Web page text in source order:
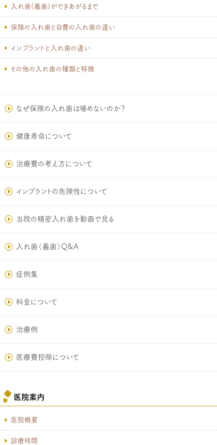
入れ歯(義歯)ができあがるまで
保険の入れ歯と自費の入れ歯の違い
インプラントと入れ歯の違い
その他の入れ歯の種類と特徴
なぜ保険の入れ歯は噛めないのか？
健康寿命について
治療費の考え方について
インプラントの危険性について
当院の精密入れ歯を動画で見る
入れ歯（義歯）Q&A
症例集
料金について
治療例
医療費控除について
医院案内
医院概要
診療時間